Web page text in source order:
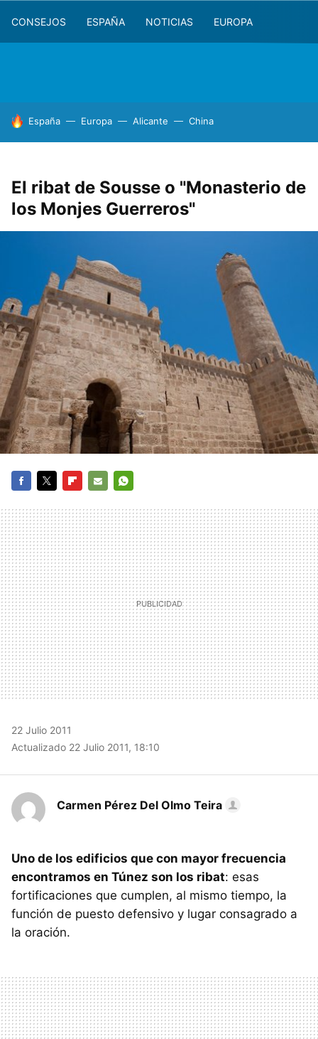
CONSEJOS ESPAÑA NOTICIAS EUROPA
HOY SE HABLA DE
España Europa Alicante China
El ribat de Sousse o "Monasterio de
los Monjes Guerreros"
MAIL
22 Julio 2011
Actualizado 22 Julio 2011, 18:10
Carmen Pérez Del Olmo Teira
Uno de los edificios que con mayor frecuencia
encontramos en Túnez son los ribat: esas
fortificaciones que cumplen, al mismo tiempo, la
función de puesto defensivo y lugar consagrado a
la oración.